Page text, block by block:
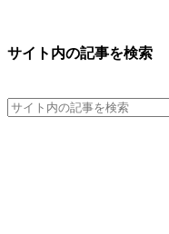
サイト内の記事を検索